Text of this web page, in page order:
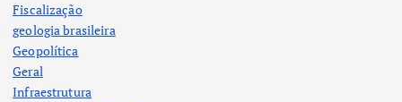
Fiscalização
geologia brasileira
Geopolítica
Geral
Infraestrutura